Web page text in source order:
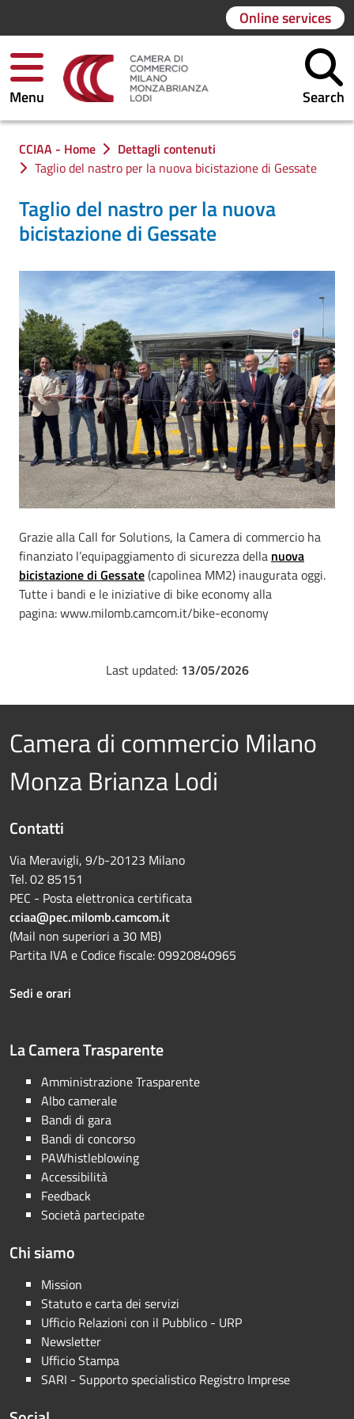
Online services
Menu Search
You are in:
CCIAA - Home
Dettagli contenuti
Taglio del nastro per la nuova bicistazione di Gessate
Taglio del nastro per la nuova
bicistazione di Gessate
Grazie alla Call for Solutions, la Camera di commercio ha
finanziato l’equipaggiamento di sicurezza della nuova
bicistazione di Gessate(capolinea MM2) inaugurata oggi.
Tutte i bandi e le iniziative di bike economy alla
pagina: www.milomb.camcom.it/bike-economy
Last updated: 13/05/2026
Camera di commercio Milano
Monza Brianza Lodi
Contatti
Via Meravigli, 9/b-20123 Milano
Tel. 02 85151
PEC - Posta elettronica certificata
cciaa@pec.milomb.camcom.it
(Mail non superiori a 30 MB)
Partita IVA e Codice fiscale: 09920840965
Sedi e orari
La Camera Trasparente
Amministrazione Trasparente
Albo camerale
Bandi di gara
Bandi di concorso
PAWhistleblowing
Accessibilità
Feedback
Società partecipate
Chi siamo
Mission
Statuto e carta dei servizi
Ufficio Relazioni con il Pubblico - URP
Newsletter
Ufficio Stampa
SARI - Supporto specialistico Registro Imprese